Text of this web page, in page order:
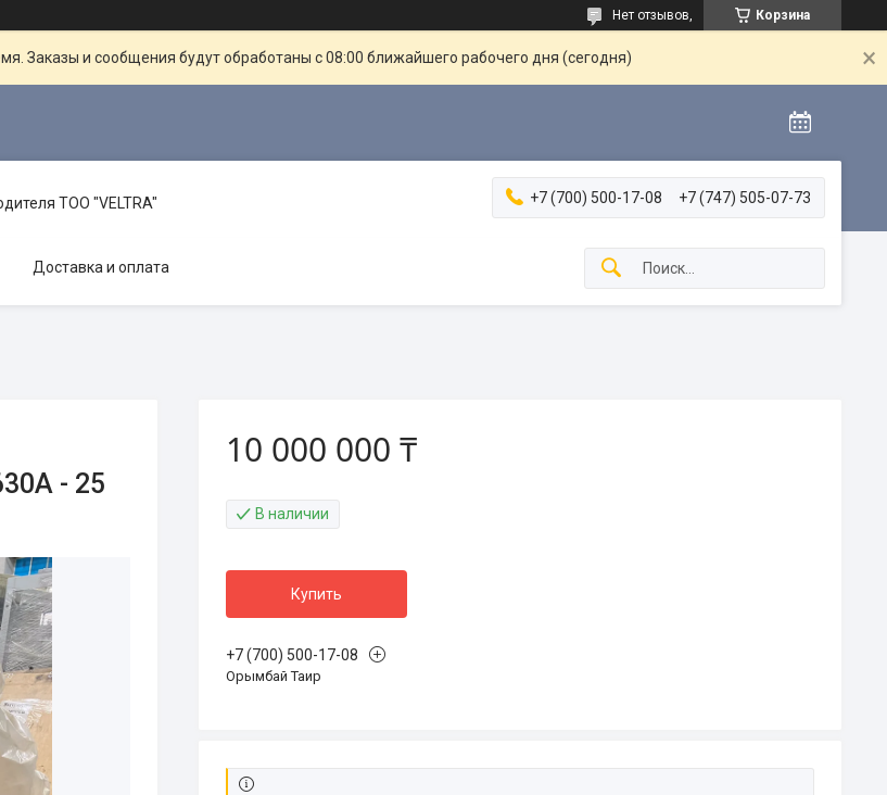
Корзина
Нет отзывов,
Заказы и сообщения будут обработаны с 08:00 ближайшего рабочего дня (сегодня)
TOO "VELTRA" +7 (700) 500-17-08 +7 (747) 505-07-73
Доставка и оплата
- 25
10 000 000 ₸
В наличии
Купить
+7 (700) 500-17-08
Орымбай Таир